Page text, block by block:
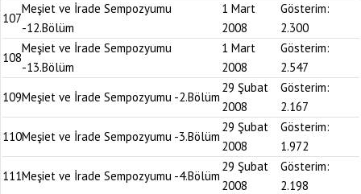
107
Meşiet ve İrade Sempozyumu
-12.Bölüm
1 Mart
2008
Gösterim:
2.300
108
Meşiet ve İrade Sempozyumu
-13.Bölüm
1 Mart
2008
Gösterim:
2.547
109Meşiet ve İrade Sempozyumu -2.Bölüm
29 Şubat
2008
Gösterim:
2.167
110Meşiet ve İrade Sempozyumu -3.Bölüm
29 Şubat
2008
Gösterim:
1.972
111Meşiet ve İrade Sempozyumu -4.Bölüm
29 Şubat
2008
Gösterim:
2.198